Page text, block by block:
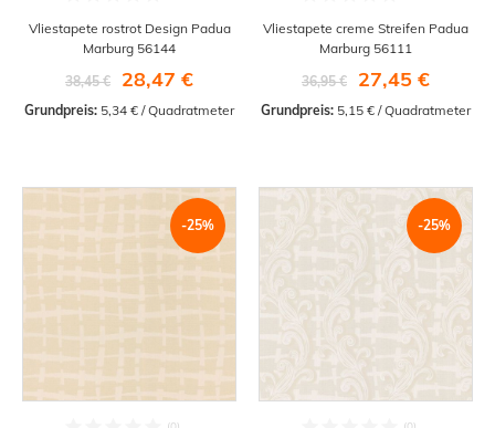
Vliestapete rostrot Design Padua
Marburg 56144
38,45 €
28,47 €
Grundpreis: 5,34 € / Quadratmeter
Vliestapete creme Streifen Padua
Marburg 56111
36,95 €
27,45 €
Grundpreis: 5,15 € / Quadratmeter
-25% -25%